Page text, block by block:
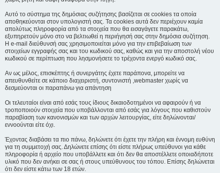
Αυτό το σύστημα της δημόσιας συζήτησης βασίζεται σε cookies τα οποία
αποθηκεύονται στον υπολογιστή σας. Τα cookies αυτά δεν περιέχουν καμία
απολύτως πληροφορία από τα στοιχεία που θα εισαγάγετε παρακάτω,
εξυπηρετούν μόνο στο να βελτιωθεί η περιήγησή σας στην δημόσια συζήτηση.
Η e-mail διεύθυνσή σας χρησιμοποιείται μόνο για την επιβεβαίωση των
στοιχείων εγγραφής σας και του κωδικού σας, καθώς και για την αποστολή νέου
κωδικού σε περίπτωση που λησμονήσετε το τρέχοντα ενεργό κωδικό σας.
Αν ως μέλος, επισκέπτης ή συνεργάτης έχετε παράπονα, μπορείτε να
απευθυνθείτε σε κάποιο διαχειριστή, συντονιστή ,webmaster χωρίς να
δεσμεύονται οι παραπάνω για απάντηση
Οι τελευταίοι είναι από εσάς τους ίδιους δικαιοδοτημένοι να αφαιρούν ή να
τροποποιούν στοιχεία που υποβάλλονται από εσάς για λόγους που καθιστούν
παραβίαση των κανονισμών και των αρχών λειτουργίας, είτε δηλώνονται/
εννοούνται είτε όχι.
Έχοντας διαβάσει τα πιο πάνω, δηλώνετε ότι έχετε την πλήρη και έννομη ευθύνη
για τη συμμετοχή σας. Δηλώνετε επίσης ότι είστε πλήρως υπεύθυνοι για κάθε
πληροφορία ή αρχείο που υποβάλλετε και ότι δεν θα αποστέλλετε οποιαδήποτε
υλικό που δεν ανήκει σε σας ή στους υπεύθυνους του τόπου. Επίσης δηλώνεται
ότι δεν είστε κάτω των 18 ετών.